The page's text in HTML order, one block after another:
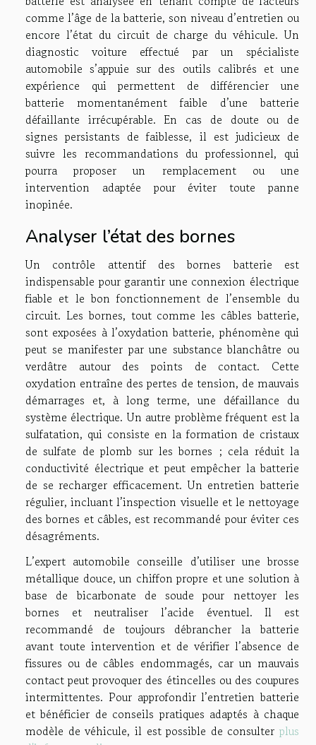
comme l’âge de la batterie, son niveau d’entretien ou
encore l’état du circuit de charge du véhicule. Un
diagnostic voiture effectué par un spécialiste
automobile s’appuie sur des outils calibrés et une
expérience qui permettent de différencier une
batterie momentanément faible d’une batterie
défaillante irrécupérable. En cas de doute ou de
signes persistants de faiblesse, il est judicieux de
suivre les recommandations du professionnel, qui
pourra proposer un remplacement ou une
intervention adaptée pour éviter toute panne
inopinée.
Analyser l’état des bornes
Un contrôle attentif des bornes batterie est
indispensable pour garantir une connexion électrique
fiable et le bon fonctionnement de l’ensemble du
circuit. Les bornes, tout comme les câbles batterie,
sont exposées à l’oxydation batterie, phénomène qui
peut se manifester par une substance blanchâtre ou
verdâtre autour des points de contact. Cette
oxydation entraîne des pertes de tension, de mauvais
démarrages et, à long terme, une défaillance du
système électrique. Un autre problème fréquent est la
sulfatation, qui consiste en la formation de cristaux
de sulfate de plomb sur les bornes ; cela réduit la
conductivité électrique et peut empêcher la batterie
de se recharger efficacement. Un entretien batterie
régulier, incluant l’inspection visuelle et le nettoyage
des bornes et câbles, est recommandé pour éviter ces
désagréments.
L’expert automobile conseille d’utiliser une brosse
métallique douce, un chiffon propre et une solution à
base de bicarbonate de soude pour nettoyer les
bornes et neutraliser l’acide éventuel. Il est
recommandé de toujours débrancher la batterie
avant toute intervention et de vérifier l’absence de
fissures ou de câbles endommagés, car un mauvais
contact peut provoquer des étincelles ou des coupures
intermittentes. Pour approfondir l’entretien batterie
et bénéficier de conseils pratiques adaptés à chaque
modèle de véhicule, il est possible de consulter plus